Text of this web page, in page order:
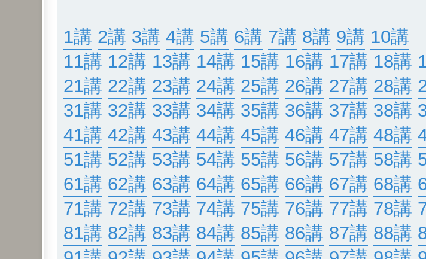
1講 2講 3講 4講 5講 6講 7講 8講 9講 10講
11講 12講 13講 14講 15講 16講 17講 18講
21講 22講 23講 24講 25講 26講 27講 28講
31講 32講 33講 34講 35講 36講 37講 38講
41講 42講 43講 44講 45講 46講 47講 48講
51講 52講 53講 54講 55講 56講 57講 58講
61講 62講 63講 64講 65講 66講 67講 68講
71講 72講 73講 74講 75講 76講 77講 78講
81講 82講 83講 84講 85講 86講 87講 88講